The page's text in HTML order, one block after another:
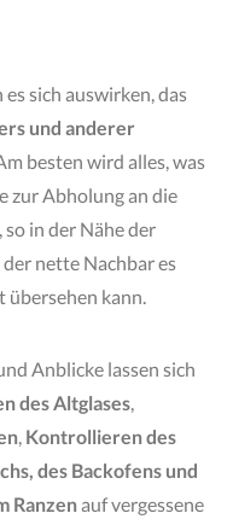
sich auswirken, das
und anderer
besten wird alles, was
zur Abholung an die
in der Nähe der
nette Nachbar es
übersehen kann.
Anblicke lassen sich
des Altglases,
, Kontrollieren des
des Backofens und
Ranzen auf vergessene